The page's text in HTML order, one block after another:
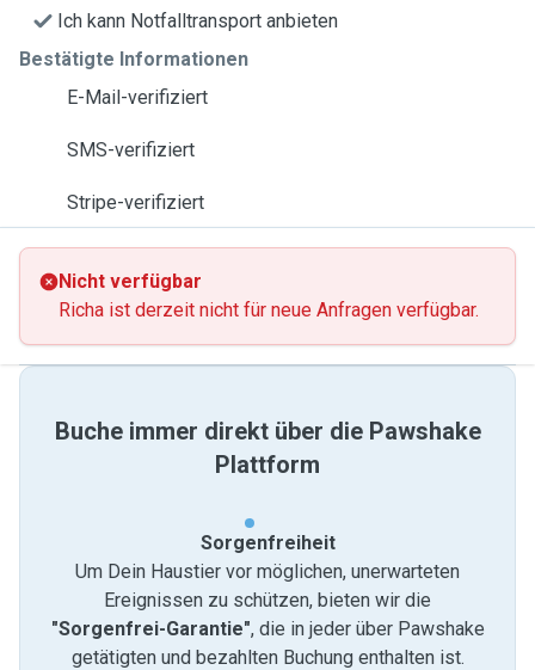
Ich kann Notfalltransport anbieten
Bestätigte Informationen
E-Mail-verifiziert
SMS-verifiziert
Stripe-verifiziert
Nicht verfügbar
Richa ist derzeit nicht für neue Anfragen verfügbar.
Buche immer direkt über die Pawshake
Plattform
Sorgenfreiheit
Um Dein Haustier vor möglichen, unerwarteten
Ereignissen zu schützen, bieten wir die
"Sorgenfrei-Garantie", die in jeder über Pawshake
getätigten und bezahlten Buchung enthalten ist.